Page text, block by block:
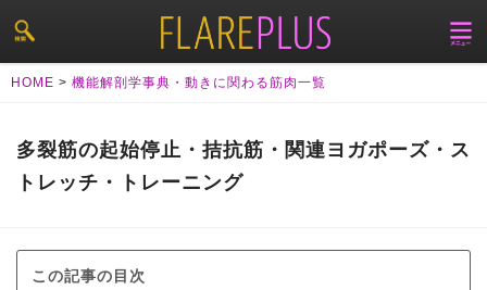
HOME > 機能解剖学事典・動きに関わる筋肉一覧
多裂筋の起始停止・拮抗筋・関連ヨガポーズ・ス
トレッチ・トレーニング
この記事の目次